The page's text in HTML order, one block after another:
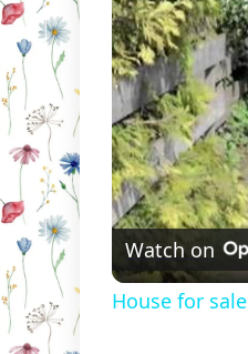
Watch on
House for sale